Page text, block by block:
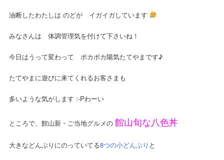
油断したわたしは のどが イガイガしています
みなさんは 体調管理気を付けて下さいね！
今日はうって変わって ポカポカ陽気たてやまです♪
たてやまに遊びに来てくれるお客さまも
多いような気がします :-Pわーい
ところで、館山新・ご当地グルメの 館山旬な八色丼
大きなどんぶりにのっていてる8つの小どんぶり と